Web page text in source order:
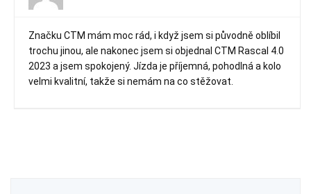
Značku CTM mám moc rád, i když jsem si původně oblíbil
trochu jinou, ale nakonec jsem si objednal CTM Rascal 4.0
2023 a jsem spokojený. Jízda je příjemná, pohodlná a kolo
velmi kvalitní, takže si nemám na co stěžovat.